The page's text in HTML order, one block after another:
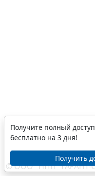
© ООО "НПП "ГАРАНТ-
Получите полный
бесплатно на 3 дня!
Получить